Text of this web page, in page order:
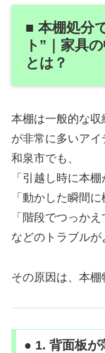
■ 本棚処分
ト”｜家具
とは？
本棚は一般的な
が非常に多いアイ
和泉市でも、
「引越し時に本棚
「動かした瞬間
「階段でつっか
などのトラブルが
その原因は、本棚
● 1. 背面板が